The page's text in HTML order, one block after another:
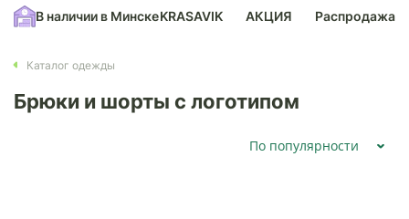
В наличии в МинскеKRASAVIK АКЦИЯ Распродажа
Каталог одежды
Брюки и шорты с логотипом
По популярности